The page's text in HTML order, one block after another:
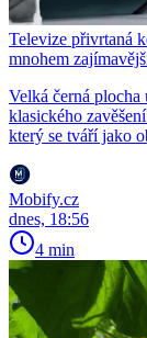
Televize přivrtaná
mnohem
Velká černá
klasického
který se tváří jako
Mobify.cz
dnes, 18:56
4 min